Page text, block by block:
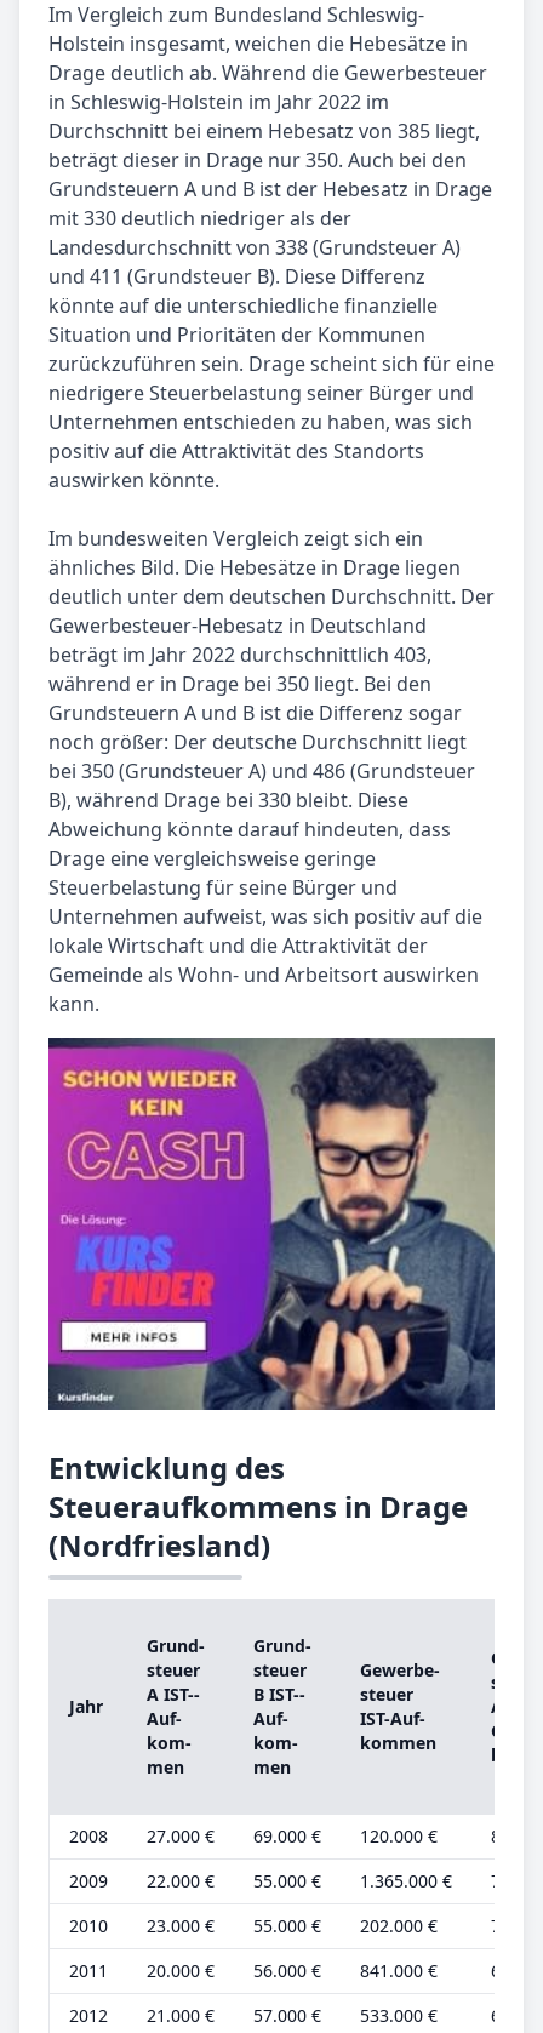
Im Vergleich zum Bundesland Schleswig-
Holstein insgesamt, weichen die Hebesätze in
Drage deutlich ab. Während die Gewerbesteuer
in Schleswig-Holstein im Jahr 2022 im
Durchschnitt bei einem Hebesatz von 385 liegt,
beträgt dieser in Drage nur 350. Auch bei den
Grundsteuern A und B ist der Hebesatz in Drage
mit 330 deutlich niedriger als der
Landesdurchschnitt von 338 (Grundsteuer A)
und 411 (Grundsteuer B). Diese Differenz
könnte auf die unterschiedliche finanzielle
Situation und Prioritäten der Kommunen
zurückzuführen sein. Drage scheint sich für eine
niedrigere Steuerbelastung seiner Bürger und
Unternehmen entschieden zu haben, was sich
positiv auf die Attraktivität des Standorts
auswirken könnte.
Im bundesweiten Vergleich zeigt sich ein
ähnliches Bild. Die Hebesätze in Drage liegen
deutlich unter dem deutschen Durchschnitt. Der
Gewerbesteuer-Hebesatz in Deutschland
beträgt im Jahr 2022 durchschnittlich 403,
während er in Drage bei 350 liegt. Bei den
Grundsteuern A und B ist die Differenz sogar
noch größer: Der deutsche Durchschnitt liegt
bei 350 (Grundsteuer A) und 486 (Grundsteuer
B), während Drage bei 330 bleibt. Diese
Abweichung könnte darauf hindeuten, dass
Drage eine vergleichsweise geringe
Steuerbelastung für seine Bürger und
Unternehmen aufweist, was sich positiv auf die
lokale Wirtschaft und die Attraktivität der
Gemeinde als Wohn- und Arbeitsort auswirken
kann.
Entwicklung des
Steueraufkommens in Drage
(Nordfriesland)
Jahr
Grund­
steu­er
A IST-­
Auf­
kom­
men
Grund­
steu­er
B IST-­
Auf­
kom­
men
Ge­wer­be­
steu­er
IST-­Auf­
kom­men
steu­er
A
2008 27.000 € 69.000 € 120.000 €
8.000
2009
22.000 € 55.000 € 1.365.000 €
7.000
2010
23.000 € 55.000 € 202.000 €
7.000
2011
20.000 € 56.000 € 841.000 €
6.000
2012
21.000 € 57.000 € 533.000 €
6.000